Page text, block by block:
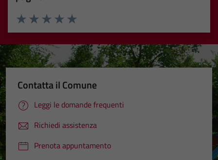
Valuta 5 stelle su 5
Valuta 4 stelle su 5
Valuta 3 stelle su 5
Valuta 2 stelle su 5
Valuta 1 stelle su 5
Contatta il Comune
Leggi le domande frequenti
Richiedi assistenza
Prenota appuntamento